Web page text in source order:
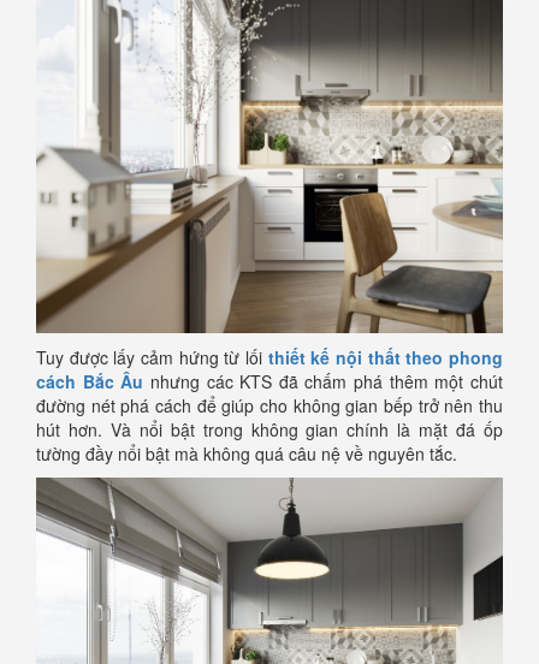
Tuy được lấy cảm hứng từ lối thiết kế nội thất theo phong
cách Bắc Âu nhưng các KTS đã chấm phá thêm một chút
đường nét phá cách để giúp cho không gian bếp trở nên thu
hút hơn. Và nổi bật trong không gian chính là mặt đá ốp
tường đầy nổi bật mà không quá câu nệ về nguyên tắc.